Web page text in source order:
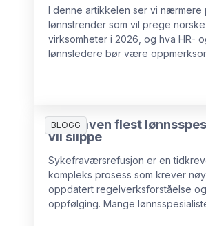
I denne artikkelen ser vi nærmere
lønnstrender som vil prege norske
virksomheter i 2026, og hva HR-
lønnsledere bør være
BLOGG
Oppgaven flest
vil slippe
Sykefraværsrefusjon er en
kompleks prosess som krever
oppdatert regelverksforståelse
oppfølging. Mange